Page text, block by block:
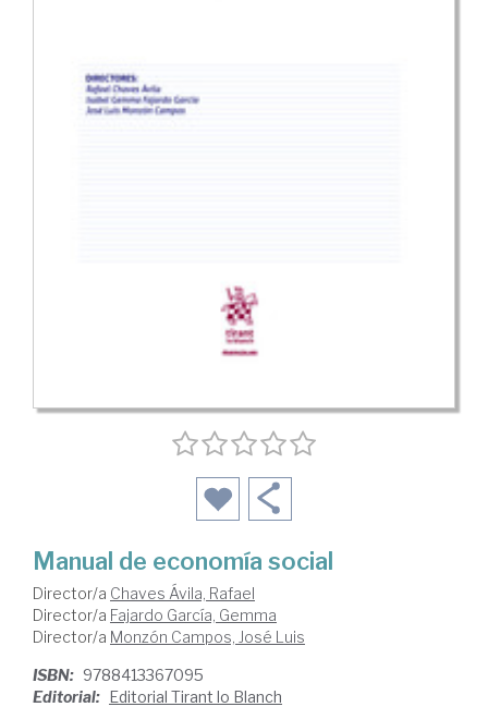
Manual de economía social
Director/a Chaves Ávila, Rafael
Director/a Fajardo García, Gemma
Director/a Monzón Campos, José Luis
ISBN: 9788413367095
Editorial: Editorial Tirant lo Blanch